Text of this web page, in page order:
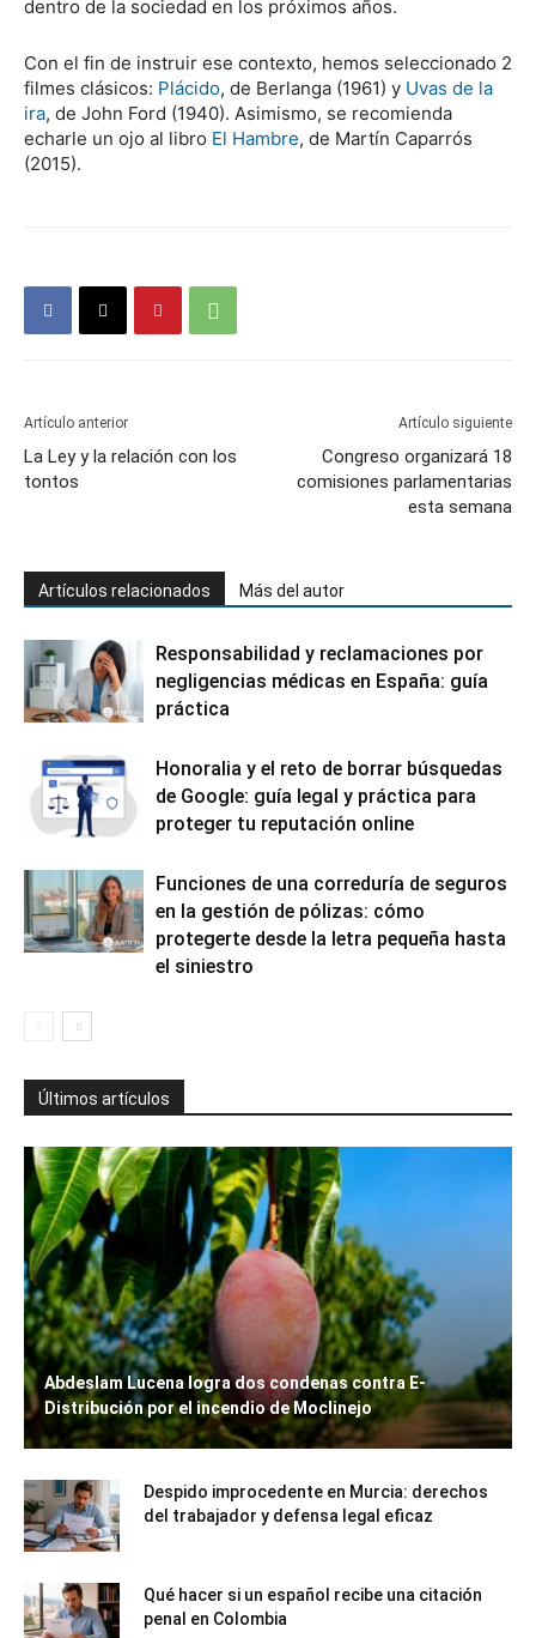
dentro de la sociedad en los próximos años.
Con el fin de instruir ese contexto, hemos seleccionado 2
filmes clásicos: Plácido, de Berlanga (1961) y Uvas de la
ira, de John Ford (1940). Asimismo, se recomienda
echarle un ojo al libro El Hambre, de Martín Caparrós
(2015).
Artículo anterior
La Ley y la relación con los
tontos
Artículo siguiente
Congreso organizará 18
comisiones parlamentarias
esta semana
Artículos relacionados Más del autor
Responsabilidad y reclamaciones por
negligencias médicas en España: guía
práctica
Honoralia y el reto de borrar búsquedas
de Google: guía legal y práctica para
proteger tu reputación online
Funciones de una correduría de seguros
en la gestión de pólizas: cómo
protegerte desde la letra pequeña hasta
el siniestro
Últimos artículos
Abdeslam Lucena logra dos condenas contra E-
Distribución por el incendio de Moclinejo
Despido improcedente en Murcia: derechos
del trabajador y defensa legal eficaz
Qué hacer si un español recibe una citación
penal en Colombia